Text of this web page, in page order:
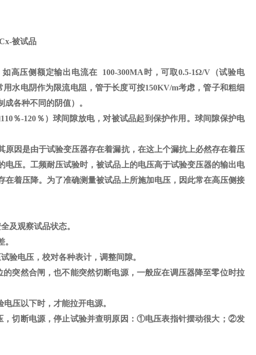
被试品
高压侧额定输出电流在 100-300MA 时，可取0.5-1Ω/V（试验电
用水电阴作为限流电阻，管于长度可按150KV/m考虑，管子和粗细
各种不同的阴值）。
110％-120 ％）球间隙放电，对被试品起到保护作用。球间隙保护电
因是由于试验变压器存在着漏抗，在这上个漏抗上必然存在着压
压。工频耐压试验时，被试品上的电压高于试验变压器的输出电
着压降。为了准确测量被试品上所施加电压，因此常在高压侧接
及观察试品状态。
验电压，校对各种表计，调整间隙。
突然合闸，也不能突然切断电源，一般应在调压器降至零位时拉
电压以下时，才能拉开电源。
切断电源，停止试验并查明原因： ①电压表指针摆动很大； ②发